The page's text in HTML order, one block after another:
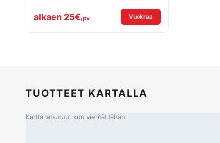
alkaen 25€/pv Vuokraa
TUOTTEET KARTALLA
Kartta latautuu, kun vierität tähän.